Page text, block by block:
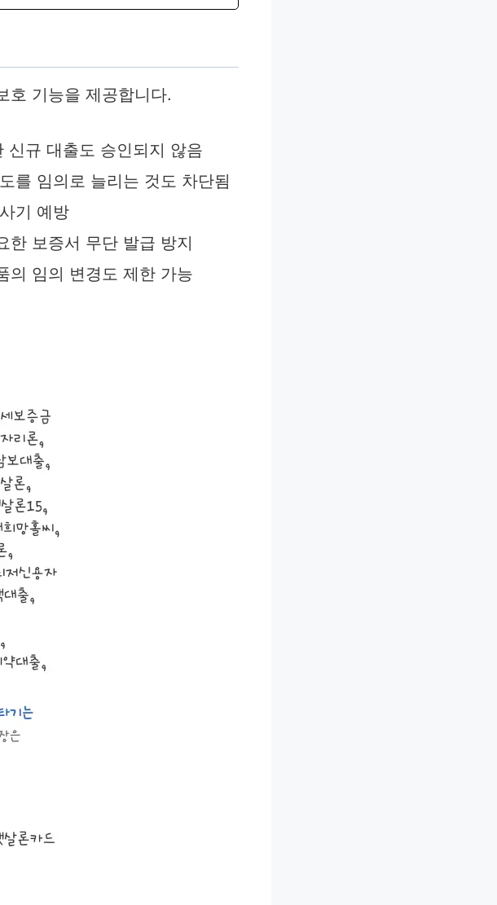
호 기능을 제공합니다.
신규 대출도 승인되지 않음
를 임의로 늘리는 것도 차단됨
기 예방
한 보증서 무단 발급 방지
의 임의 변경도 제한 가능